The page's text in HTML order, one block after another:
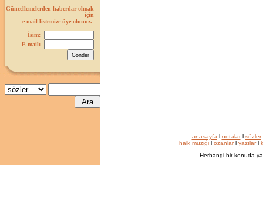
Güncellemelerden haberdar olmak
için
e-mail listemize üye olunuz.
İsim:
E-mail:
anasayfa l notalarl sözler
halk müziği l ozanlarl yazılarl
Herhangi bir konuda